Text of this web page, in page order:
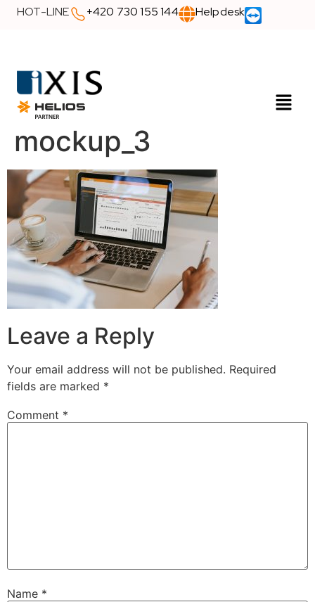
HOT-LINE +420 730 155 144 Helpdesk
mockup_3
Leave a Reply
Your email address will not be published. Required
fields are marked *
Comment *
Name *